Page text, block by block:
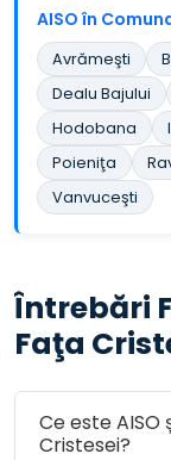
AISO în
Avrămeşti
Dealu Bajului
Hodobana
Poieniţa
Vanvuceşti
Întrebări
Faţa
Ce este AISO
Cristesei?